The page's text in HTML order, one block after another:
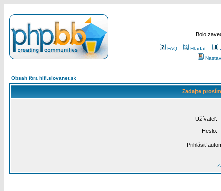
Bolo
FAQ Hľadať
Obsah fóra hifi.slovanet.sk
Zadajte
Užívateľ:
Heslo:
Prihlásiť